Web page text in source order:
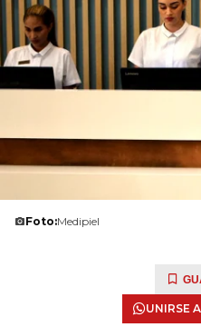
Foto:Medipiel
UNIRSE